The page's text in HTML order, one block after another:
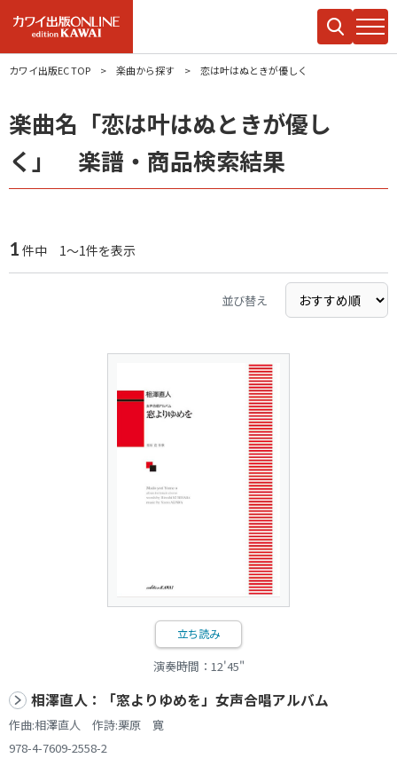
カワイ出版EC TOP 楽曲から探す 恋は叶はぬときが優しく
楽曲名「恋は叶はぬときが優し
く」 楽譜・商品検索結果
1 件中 1～1件を表示
並び替え
立ち読み
演奏時間：12'45"
相澤直人：「窓よりゆめを」女声合唱アルバム
作曲:相澤直人 作詩:栗原 寛
978-4-7609-2558-2